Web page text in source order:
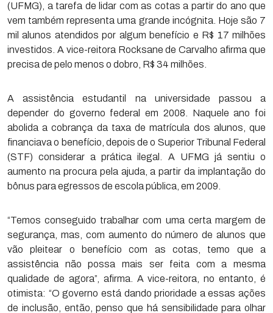
(UFMG), a tarefa de lidar com as cotas a partir do ano que
vem também representa uma grande incógnita. Hoje são 7
mil alunos atendidos por algum benefício e R$ 17 milhões
investidos. A vice-reitora Rocksane de Carvalho afirma que
precisa de pelo menos o dobro, R$ 34 milhões.
A assistência estudantil na universidade passou a
depender do governo federal em 2008. Naquele ano foi
abolida a cobrança da taxa de matrícula dos alunos, que
financiava o benefício, depois de o Superior Tribunal Federal
(STF) considerar a prática ilegal. A UFMG já sentiu o
aumento na procura pela ajuda, a partir da implantação do
bônus para egressos de escola pública, em 2009.
“Temos conseguido trabalhar com uma certa margem de
segurança, mas, com aumento do número de alunos que
vão pleitear o benefício com as cotas, temo que a
assistência não possa mais ser feita com a mesma
qualidade de agora”, afirma. A vice-reitora, no entanto, é
otimista: “O governo está dando prioridade a essas ações
de inclusão, então, penso que há sensibilidade para olhar